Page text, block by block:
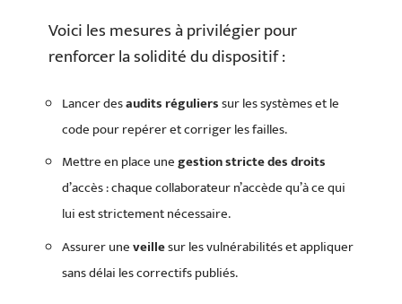
Voici les mesures à privilégier pour
renforcer la solidité du dispositif :
Lancer desaudits régulierssur les systèmes et le
code pour repérer et corriger les failles.
Mettre en place unegestion stricte des droits
d’accès : chaque collaborateur n’accède qu’à ce qui
lui est strictement nécessaire.
Assurer uneveillesur les vulnérabilités et appliquer
sans délai les correctifs publiés.